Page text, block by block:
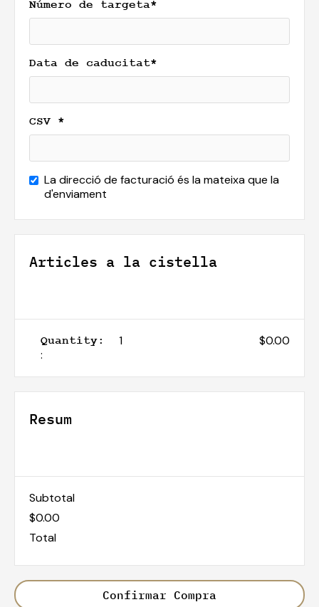
Número de targeta*
Data de caducitat*
CSV *
La direcció de facturació és la mateixa que la
d'enviament
Articles a la cistella
1
:
$0.00
Resum
Subtotal
$0.00
Total
Confirmar Compra